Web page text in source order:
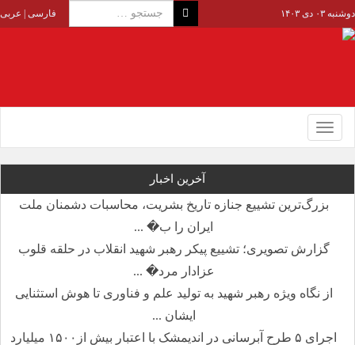
دوشنبه ۰۳ دی ۱۴۰۳ فارسی عربی
Toggle
navigation
آخرین اخبار
بزرگ‌ترین تشییع جنازه تاریخ بشریت، محاسبات دشمنان ملت
ایران را ب� ...
گزارش تصویری؛ تشییع پیکر رهبر شهید انقلاب در حلقه قلوب
عزادار مرد� ...
از نگاه ویژه رهبر شهید به تولید علم و فناوری تا هوش استثنایی
ایشان ...
اجرای ۵ طرح آبرسانی در اندیمشک با اعتبار بیش از۱۵۰۰ میلیارد